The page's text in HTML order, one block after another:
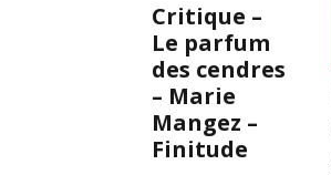
Critique –
Le parfum
des cendres
– Marie
Mangez –
Finitude